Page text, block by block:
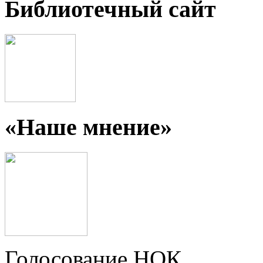
Библиотечный сайт
«Наше мнение»